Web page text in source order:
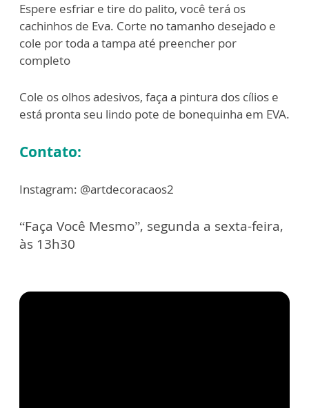
Espere esfriar e tire do palito, você terá os
cachinhos de Eva. Corte no tamanho desejado e
cole por toda a tampa até preencher por
completo
Cole os olhos adesivos, faça a pintura dos cílios e
está pronta seu lindo pote de bonequinha em EVA.
Contato:
Instagram: @artdecoracaos2
“Faça Você Mesmo”, segunda a sexta-feira,
às 13h30